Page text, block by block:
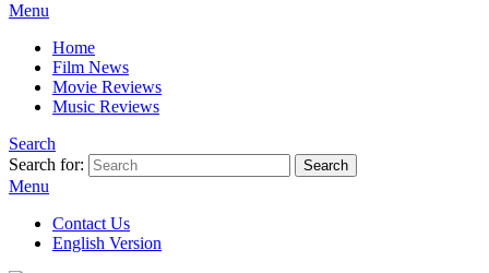
Menu
Home
Film News
Movie Reviews
Music Reviews
Search
Search for:
Search
Menu
Contact Us
English Version